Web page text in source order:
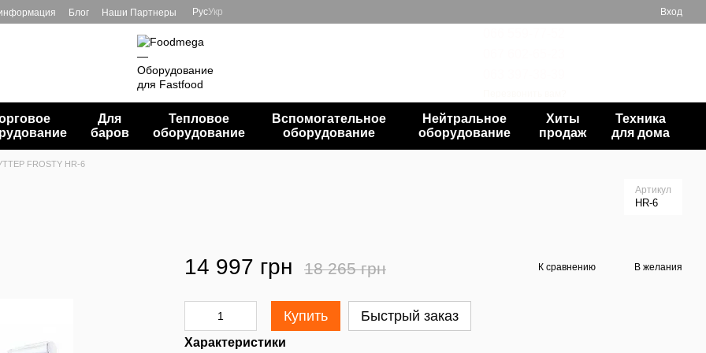
Блог Наши Партнеры РусУкр Вход
Для
баров
Тепловое
оборудование
Вспомогательное
оборудование
Нейтральное
оборудование
Хиты
продаж
Техника
для дома
FROSTY HR-6
Артикул
HR-6
14 997 грн 18 265 грн К сравнению В желания
Купить Быстрый заказ
Характеристики